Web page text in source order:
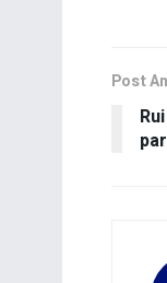
Post